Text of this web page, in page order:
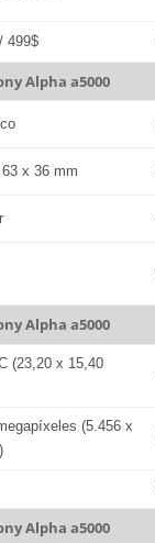
499$
Alpha a5000
63 x 36 mm
Alpha a5000
(23,20 x 15,40
(5.456 x
Alpha a5000